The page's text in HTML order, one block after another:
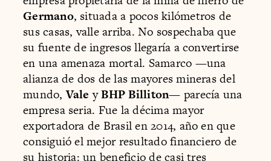
Germano, situada a pocos kilómetros de
sus casas, valle arriba. No sospechaba que
su fuente de ingresos llegaría a convertirse
en una amenaza mortal. Samarco —una
alianza de dos de las mayores mineras del
mundo,Vale yBHP Billiton— parecía una
empresa seria. Fue la décima mayor
exportadora de Brasil en 2014, año en que
consiguió el mejor resultado financiero de
su historia: un beneficio de casi tres